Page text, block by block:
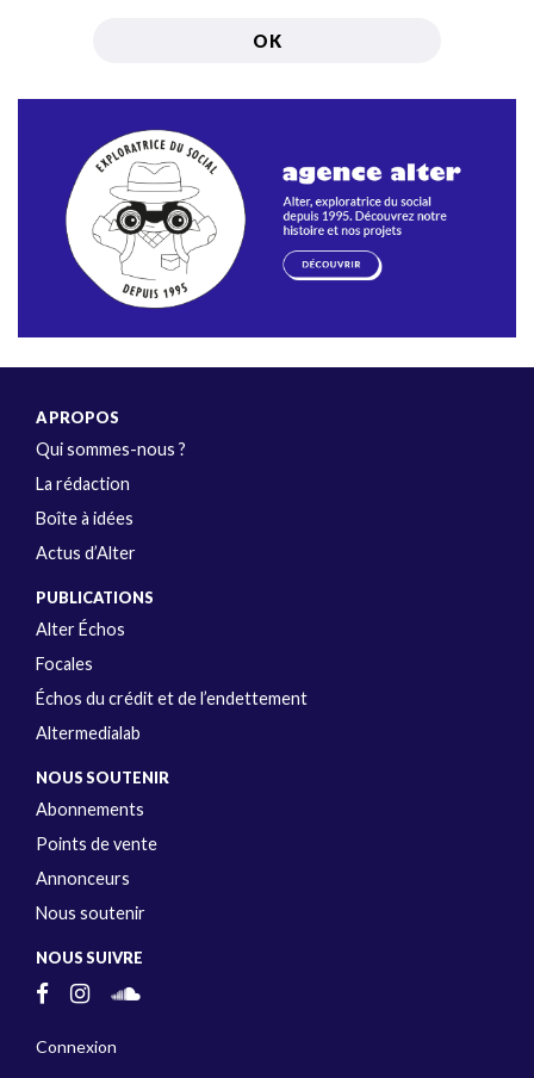
A PROPOS
Qui sommes-nous ?
La rédaction
Boîte à idées
Actus d’Alter
PUBLICATIONS
Alter Échos
Focales
Échos du crédit et de l’endettement
Altermedialab
NOUS SOUTENIR
Abonnements
Points de vente
Annonceurs
Nous soutenir
NOUS SUIVRE
Connexion